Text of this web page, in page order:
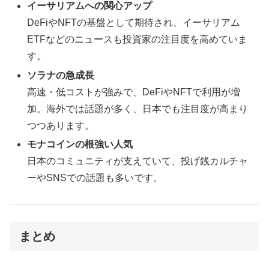
イーサリアムへの関心アップ
DeFiやNFTの基盤として期待され、イーサリアム
ETFなどのニュースも投資家の注目度を高めていま
す。
ソラナの急成長
高速・低コストが強みで、DeFiやNFTで利用が増
加。海外では話題が多く、日本でも注目度が高まり
つつあります。
モナコインの根強い人気
日本のコミュニティが支えていて、投げ銭カルチャ
ーやSNSでの話題も多いです。
まとめ